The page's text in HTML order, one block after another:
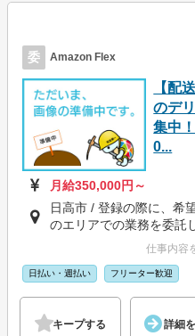
委 Amazon Flex
【配
のデ
集中
0...
月給350,000円～
日高市 / 登録の際に、希
のエリアでの業務を委託
仕事内容
日払い・週払い フリーター歓迎
キープする 詳細